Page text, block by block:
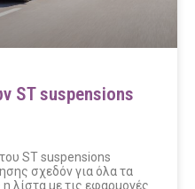
ST suspensions
ST suspensions
σχεδόν για όλα τα
λίστα με τις εφαρμογές